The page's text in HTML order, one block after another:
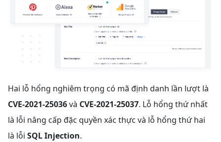
Hai lỗ hổng nghiêm trọng có mã định danh lần lượt là
CVE-2021-25036và CVE-2021-25037. Lỗ hổng thứ nhất
là lỗi nâng cấp đặc quyền xác thực và lỗ hổng thứ hai
là lỗi SQL Injection.